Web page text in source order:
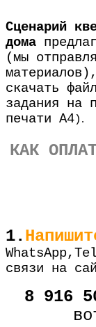
Сценарий
дома
(мы
скачать
задания на
печати А4 ) .
КАК
1.
связи на
8 916